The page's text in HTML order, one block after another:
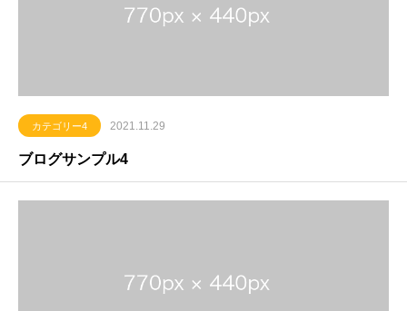
カテゴリー4 2021.11.29
ブログサンプル4